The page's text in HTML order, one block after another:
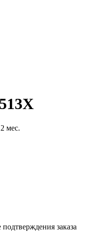
мес.
подтверждения заказа